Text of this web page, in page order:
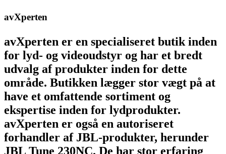
avXperten
avXperten er en specialiseret butik inden
for lyd- og videoudstyr og har et bredt
udvalg af produkter inden for dette
område. Butikken lægger stor vægt på at
have et omfattende sortiment og
ekspertise inden for lydprodukter.
avXperten er også en autoriseret
forhandler af JBL-produkter, herunder
JBL Tune 230NC. De har stor erfaring